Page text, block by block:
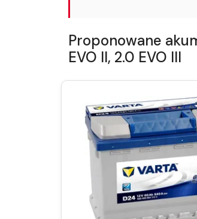
Proponowane
EVO II, 2.0 EVO III